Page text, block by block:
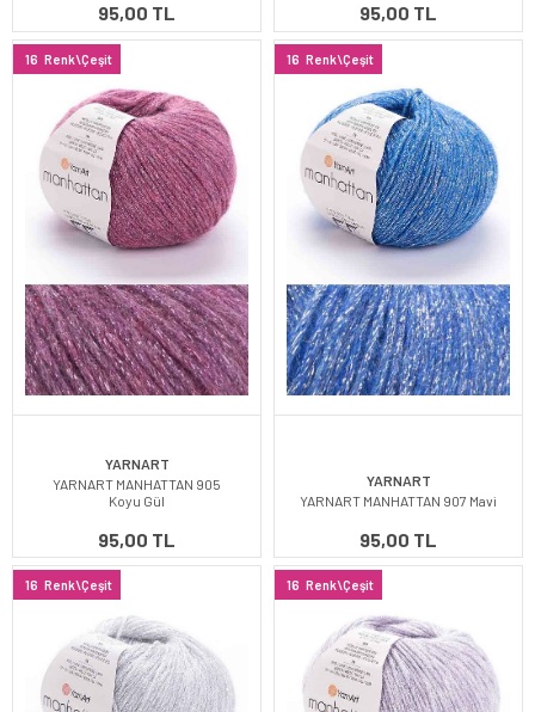
95,00 TL 95,00 TL
16 Renk\Çeşit
YARNART
YARNART MANHATTAN 905
Koyu Gül
95,00 TL
16 Renk\Çeşit
YARNART
YARNART MANHATTAN 907 Mavi
95,00 TL
16 Renk\Çeşit 16 Renk\Çeşit